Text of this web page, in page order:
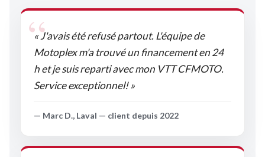
« J'avais été refusé partout. L'équipe de
Motoplex m'a trouvé un financement en 24
h et je suis reparti avec mon VTT CFMOTO.
Service exceptionnel! »
— Marc D., Laval — client depuis 2022